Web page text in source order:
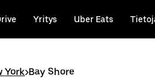
Yritys Uber Eats
York>Bay Shore